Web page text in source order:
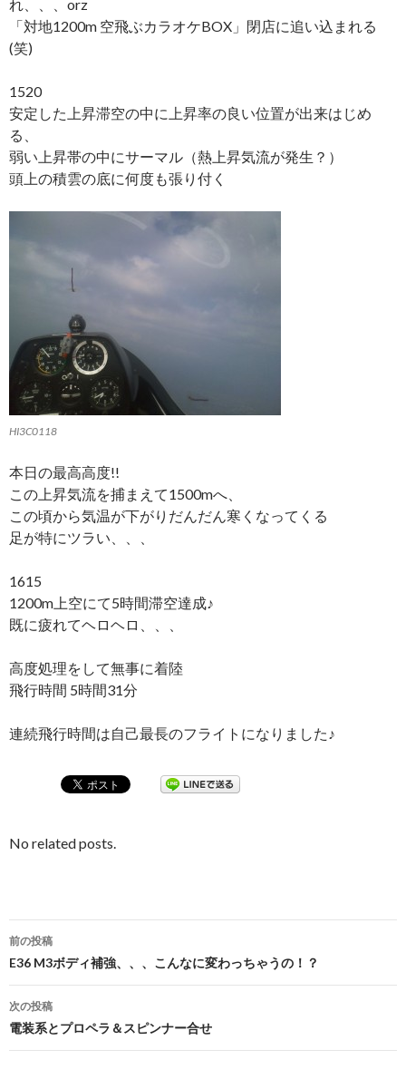
れ、、、orz
「対地1200m 空飛ぶカラオケBOX」閉店に追い込まれる
(笑)
1520
安定した上昇滞空の中に上昇率の良い位置が出来はじめ
る、
弱い上昇帯の中にサーマル（熱上昇気流が発生？）
頭上の積雲の底に何度も張り付く
HI3C0118
本日の最高高度!!
この上昇気流を捕まえて1500mへ、
この頃から気温が下がりだんだん寒くなってくる
足が特にツラい、、、
1615
1200m上空にて5時間滞空達成♪
既に疲れてヘロヘロ、、、
高度処理をして無事に着陸
飛行時間 5時間31分
連続飛行時間は自己最長のフライトになりました♪
No related posts.
投
稿
ナ
前の投稿
E36 M3ボディ補強、、、こんなに変わっちゃうの！？
次の投稿
電装系とプロペラ＆スピンナー合せ